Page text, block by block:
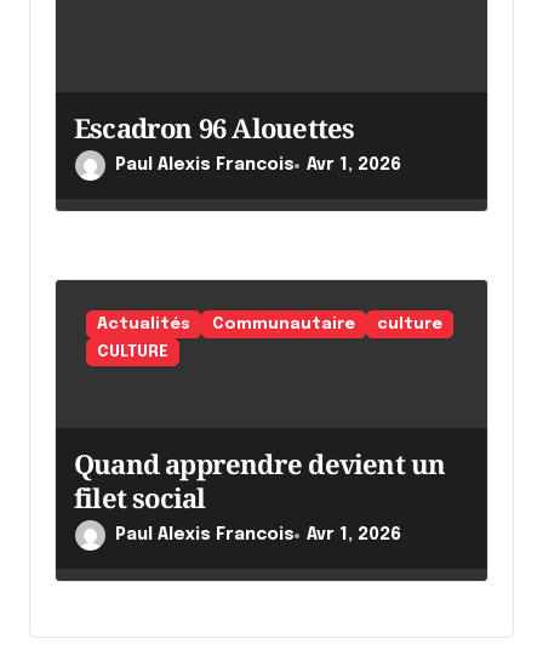
Escadron 96 Alouettes
Paul Alexis Francois Avr 1, 2026
Actualités Communautaire
culture
CULTURE
Quand apprendre devient un
filet social
Paul Alexis Francois Avr 1, 2026